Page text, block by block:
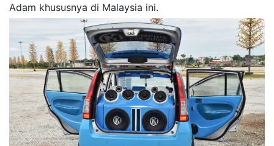
Adam khususnya di Malaysia ini.